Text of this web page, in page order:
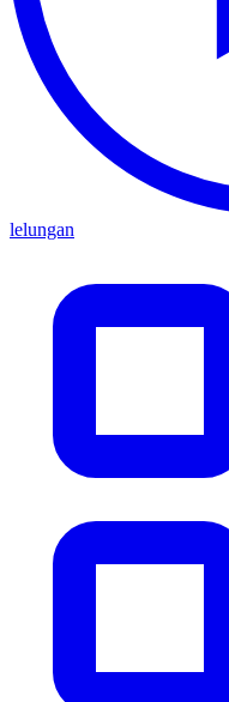
lelungan